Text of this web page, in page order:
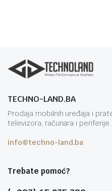
TECHNO-LAND.BA
Prodaja mobilnih uređaja i
televizora, računara i periferije.
info@techno-land.ba
Trebate pomoć?